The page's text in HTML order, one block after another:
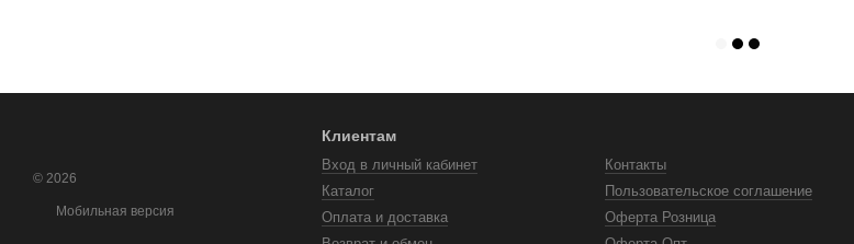
© 2026
Мобильная версия
Клиентам
Вход в личный кабинет
Каталог
Оплата и доставка
Контакты
Пользовательское соглашение
Оферта Розница